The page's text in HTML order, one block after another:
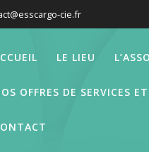
cie.fr
LE LIEU
OFFRES DE SERVICES